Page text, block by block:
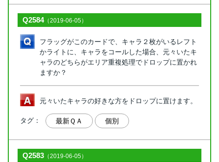
Q2584（2019-06-05）
フラッグがこのカードで、キャラ２枚がいるレフト
かライトに、キャラをコールした場合、元々いたキ
ャラのどちらがエリア重複処理でドロップに置かれ
ますか？
元々いたキャラの好きな方をドロップに置けます。
タグ： 最新ＱＡ 個別
Q2583 （2019-06-05）